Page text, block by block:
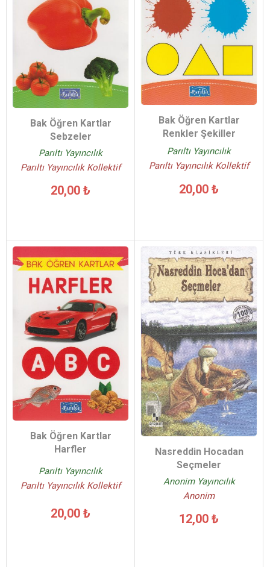
Bak Öğren Kartlar
Sebzeler
Parıltı Yayıncılık
Parıltı Yayıncılık Kollektif
20,00 ₺
Bak Öğren Kartlar
Renkler Şekiller
Parıltı Yayıncılık
Parıltı Yayıncılık Kollektif
20,00 ₺
Bak Öğren Kartlar
Harfler
Parıltı Yayıncılık
Parıltı Yayıncılık Kollektif
20,00 ₺
Nasreddin Hocadan
Seçmeler
Anonim Yayıncılık
Anonim
12,00 ₺